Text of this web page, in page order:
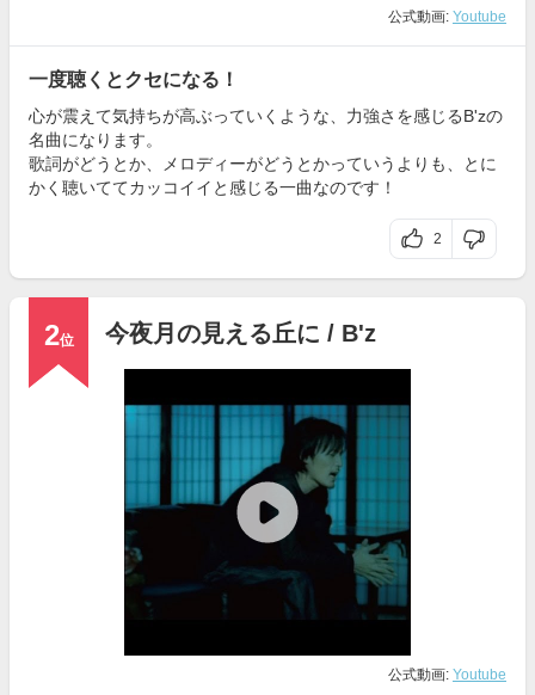
公式動画: Youtube
一度聴くとクセになる！
心が震えて気持ちが高ぶっていくような、力強さを感じるB'zの
名曲になります。
歌詞がどうとか、メロディーがどうとかっていうよりも、とに
かく聴いててカッコイイと感じる一曲なのです！
2
2位 今夜月の見える丘に / B'z
公式動画: Youtube